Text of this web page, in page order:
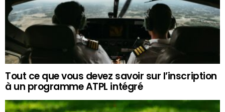
Tout ce que vous devez savoir sur l’inscription
à un programme ATPL intégré